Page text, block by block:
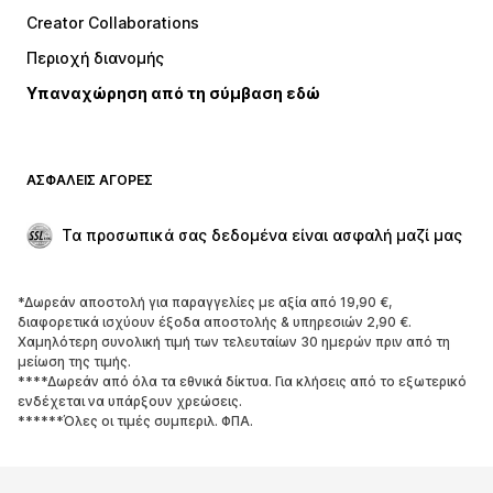
Εσώρουχα
Παλτό
Φούστες
Περιστάσεις
Aποκλειστικά
ΠΑΠΟΎΤΣΙΑ
ΝΕΑ
Trending
Sneakers
Μποτάκια
Γόβες και ψηλοτάκουνα
Creator Collaborations
Περιοχή διανομής
Υπαναχώρηση από τη σύμβαση εδώ
ΑΣΦΑΛΕΊΣ ΑΓΟΡΈΣ
Τα προσωπικά σας δεδομένα είναι ασφαλή μαζί μας
*Δωρεάν αποστολή για παραγγελίες με αξία από 19,90 €,
διαφορετικά ισχύουν έξοδα αποστολής & υπηρεσιών 2,90 €.
Χαμηλότερη συνολική τιμή των τελευταίων 30 ημερών πριν από τη
μείωση της τιμής.
****Δωρεάν από όλα τα εθνικά δίκτυα. Για κλήσεις από το εξωτερικό
ενδέχεται να υπάρξουν χρεώσεις.
******Όλες οι τιμές συμπεριλ. ΦΠΑ.